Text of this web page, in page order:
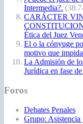
Intermedia?.
CARÁCTER
Ética del Juez
El o la cónyuge
motivo que
La Admisión de
Jurídica en fase
Foros
Debates Penales
Grupo: Asistencia